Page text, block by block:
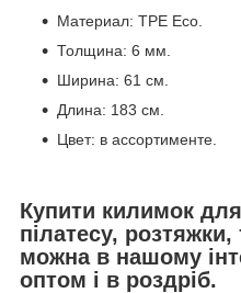
Материал: ТРЕ Eco.
Толщина: 6 мм.
Ширина: 61 см.
Длина: 183 см.
Цвет: в ассортименте.
Купити килимок
пілатесу,
можна в нашому
оптом і в роздріб.